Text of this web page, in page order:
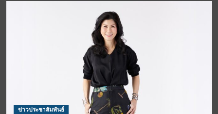
ข่าวประชาสัมพันธ์